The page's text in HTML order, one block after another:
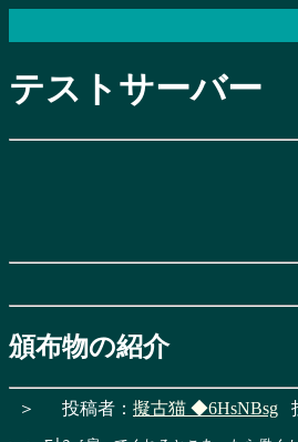
テストサーバー
頒布物の紹介
＞ 投稿者： 擬古猫 ◆6HsNBsg